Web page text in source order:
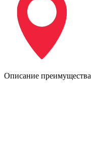
Описание преимущества